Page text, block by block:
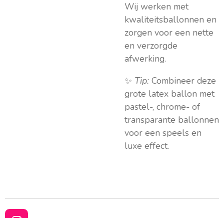
Wij werken met
kwaliteitsballonnen en
zorgen voor een nette
en verzorgde
afwerking.
✨ Tip: Combineer deze
grote latex ballon met
pastel-, chrome- of
transparante ballonnen
voor een speels en
luxe effect.